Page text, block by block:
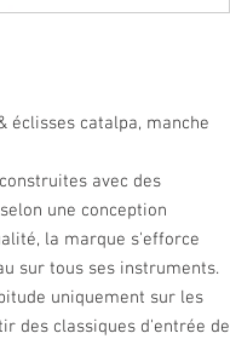
éclisses catalpa, manche
avec des
une conception
la marque s'efforce
sur tous ses instruments.
uniquement sur les
des classiques d'entrée de